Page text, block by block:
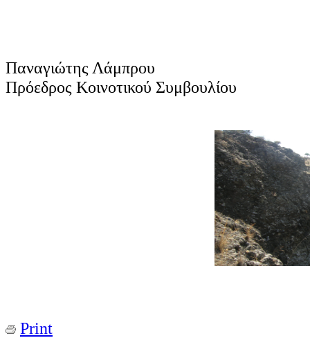
Παναγιώτης Λάμπρου
Πρόεδρος Κοινοτικού Συμβουλίου
Print